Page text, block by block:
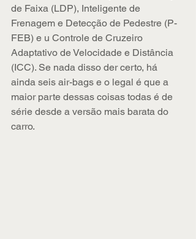
de Faixa (LDP), Inteligente de
Frenagem e Detecção de Pedestre (P-
FEB) e u Controle de Cruzeiro
Adaptativo de Velocidade e Distância
(ICC). Se nada disso der certo, há
ainda seis air-bags e o legal é que a
maior parte dessas coisas todas é de
série desde a versão mais barata do
carro.